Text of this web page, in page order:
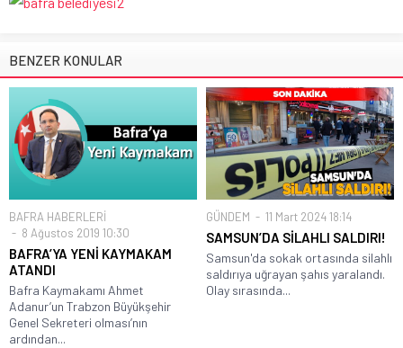
BENZER KONULAR
BAFRA HABERLERİ
8 Ağustos 2019 10:30
BAFRA’YA YENİ KAYMAKAM
ATANDI
Bafra Kaymakamı Ahmet
Adanur’un Trabzon Büyükşehir
Genel Sekreteri olması’nın
ardından...
GÜNDEM 11 Mart 2024 18:14
SAMSUN’DA SİLAHLI SALDIRI!
Samsun'da sokak ortasında silahlı
saldırıya uğrayan şahıs yaralandı.
Olay sırasında...